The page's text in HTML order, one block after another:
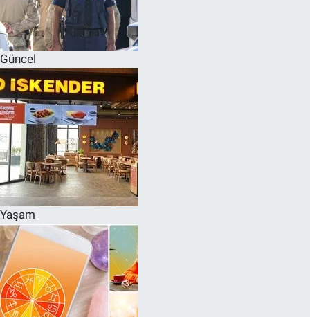
Güncel
Yaşam